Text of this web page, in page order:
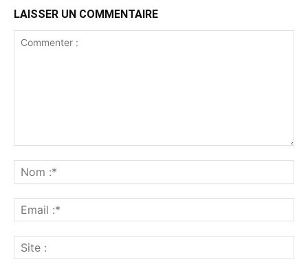
LAISSER UN COMMENTAIRE